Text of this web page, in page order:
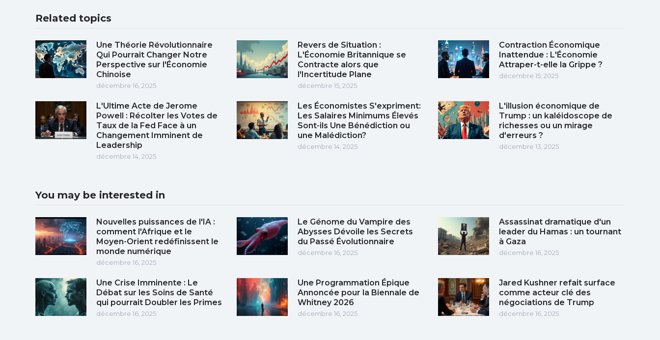
Related topics
Une Théorie Révolutionnaire
Qui Pourrait Changer Notre
Perspective sur l'Économie
Chinoise
décembre 16, 2025
Revers de Situation :
L'Économie Britannique se
Contracte alors que
l'Incertitude Plane
décembre 15, 2025
Contraction Économique
Inattendue : L'Économie
Attraper-t-elle la Grippe ?
décembre 15, 2025
L'Ultime Acte de Jerome
Powell : Récolter les Votes de
Taux de la Fed Face à un
Changement Imminent de
Leadership
décembre 14, 2025
Les Économistes S'expriment:
Les Salaires Minimums Élevés
Sont-ils Une Bénédiction ou
une Malédiction?
décembre 14, 2025
L'illusion économique de
Trump : un kaléidoscope de
richesses ou un mirage
d'erreurs ?
décembre 13, 2025
You may be interested in
Nouvelles puissances de l'IA :
comment l'Afrique et le
Moyen-Orient redéfinissent le
monde numérique
décembre 16, 2025
Le Génome du Vampire des
Abysses Dévoile les Secrets
du Passé Évolutionnaire
décembre 16, 2025
Assassinat dramatique d'un
leader du Hamas : un tournant
à Gaza
décembre 16, 2025
Une Crise Imminente : Le
Débat sur les Soins de Santé
qui pourrait Doubler les Primes
décembre 16, 2025
Une Programmation Épique
Annoncée pour la Biennale de
Whitney 2026
décembre 16, 2025
Jared Kushner refait surface
comme acteur clé des
négociations de Trump
décembre 16, 2025